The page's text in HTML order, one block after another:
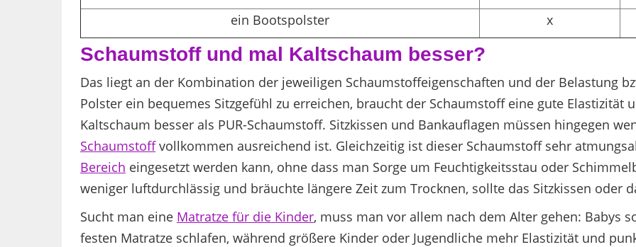
ein Bootspolster
x
Schaumstoff und mal Kaltschaum besser?
Das liegt an der Kombination der jeweiligen Schaumstoffeigenschaften und der Belastung
Polster ein bequemes Sitzgefühl zu erreichen, braucht der Schaumstoff eine gute Elastizität
Kaltschaum besser als PUR-Schaumstoff. Sitzkissen und Bankauflagen müssen hingegen
Schaumstoffvollkommen ausreichend ist. Gleichzeitig ist dieser Schaumstoff sehr
Bereich eingesetzt werden kann, ohne dass man Sorge um Feuchtigkeitsstau oder
weniger luftdurchlässig und bräuchte längere Zeit zum Trocknen, sollte das Sitzkissen oder
Sucht man eine Matratze für die Kinder, muss man vor allem nach dem Alter gehen: Babys
festen Matratze schlafen, während größere Kinder oder Jugendliche mehr Elastizität und